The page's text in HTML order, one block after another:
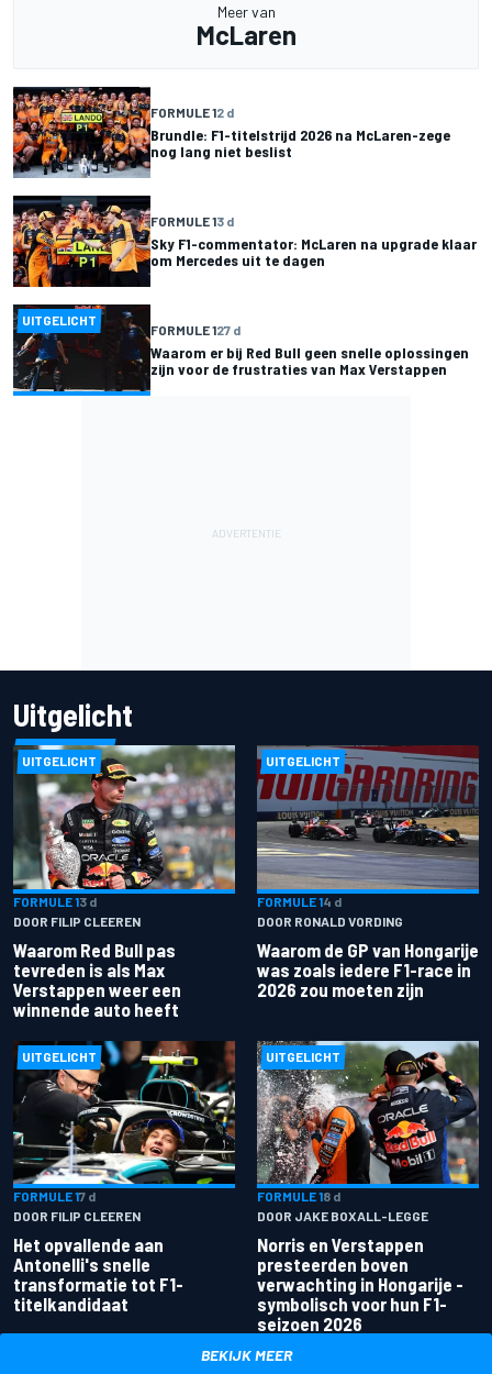
Meer van
McLaren
FORMULE 12 d
Brundle: F1-titelstrijd 2026 na McLaren-zege
nog lang niet beslist
FORMULE 13 d
Sky F1-commentator: McLaren na upgrade klaar
om Mercedes uit te dagen
UITGELICHT
FORMULE 127 d
Waarom er bij Red Bull geen snelle oplossingen
zijn voor de frustraties van Max Verstappen
Uitgelicht
UITGELICHT
FORMULE 13 d
DOOR FILIP CLEEREN
Waarom Red Bull pas
tevreden is als Max
Verstappen weer een
winnende auto heeft
UITGELICHT
FORMULE 14 d
DOOR RONALD VORDING
Waarom de GP van Hongarije
was zoals iedere F1-race in
2026 zou moeten zijn
UITGELICHT
FORMULE 17 d
DOOR FILIP CLEEREN
Het opvallende aan
Antonelli's snelle
transformatie tot F1-
titelkandidaat
UITGELICHT
FORMULE 18 d
DOOR JAKE BOXALL-LEGGE
Norris en Verstappen
presteerden boven
verwachting in Hongarije -
symbolisch voor hun F1-
seizoen 2026
BEKIJK MEER